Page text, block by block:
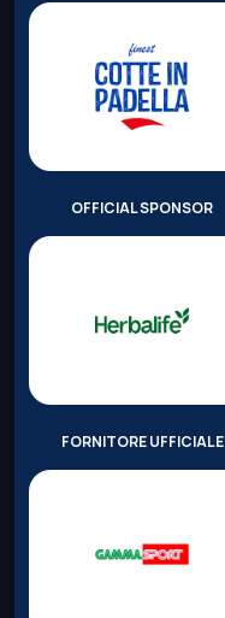
OFFICIAL SPONSOR
FORNITORE UFFICIALE